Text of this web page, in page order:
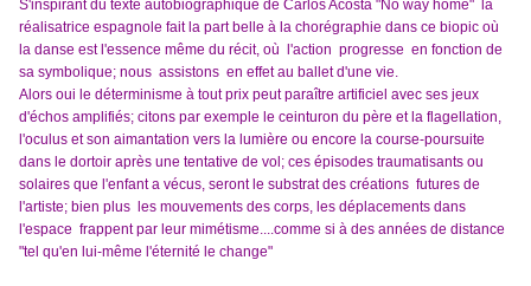
S'inspirant du texte autobiographique de Carlos Acosta "No way home" la
réalisatrice espagnole fait la part belle à la chorégraphie dans ce biopic où
la danse est l'essence même du récit, où l'action progresse en fonction de
sa symbolique; nous assistons en effet au ballet d'une vie.
Alors oui le déterminisme à tout prix peut paraître artificiel avec ses jeux
d'échos amplifiés; citons par exemple le ceinturon du père et la flagellation,
l'oculus et son aimantation vers la lumière ou encore la course-poursuite
dans le dortoir après une tentative de vol; ces épisodes traumatisants ou
solaires que l'enfant a vécus, seront le substrat des créations futures de
l'artiste; bien plus les mouvements des corps, les déplacements dans
l'espace frappent par leur mimétisme....comme si à des années de distance
"tel qu'en lui-même l'éternité le change"